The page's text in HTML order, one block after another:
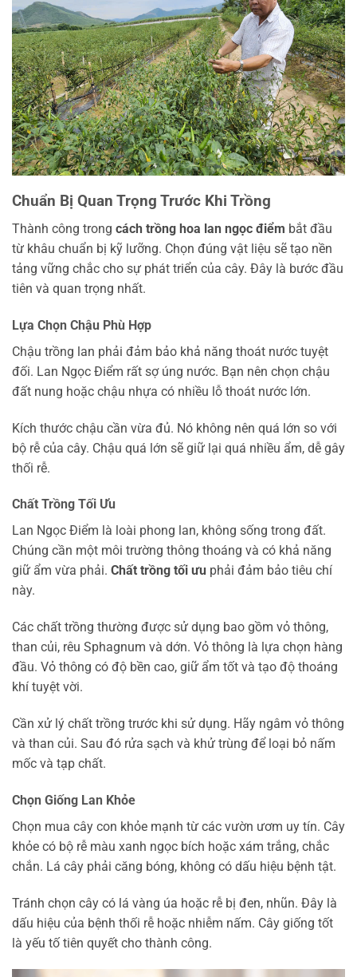
Chuẩn Bị Quan Trọng Trước Khi Trồng
Thành công trong cách trồng hoa lan ngọc điểm bắt đầu
từ khâu chuẩn bị kỹ lưỡng. Chọn đúng vật liệu sẽ tạo nền
tảng vững chắc cho sự phát triển của cây. Đây là bước đầu
tiên và quan trọng nhất.
Lựa Chọn Chậu Phù Hợp
Chậu trồng lan phải đảm bảo khả năng thoát nước tuyệt
đối. Lan Ngọc Điểm rất sợ úng nước. Bạn nên chọn chậu
đất nung hoặc chậu nhựa có nhiều lỗ thoát nước lớn.
Kích thước chậu cần vừa đủ. Nó không nên quá lớn so với
bộ rễ của cây. Chậu quá lớn sẽ giữ lại quá nhiều ẩm, dễ gây
thối rễ.
Chất Trồng Tối Ưu
Lan Ngọc Điểm là loài phong lan, không sống trong đất.
Chúng cần một môi trường thông thoáng và có khả năng
giữ ẩm vừa phải. Chất trồng tối ưu phải đảm bảo tiêu chí
này.
Các chất trồng thường được sử dụng bao gồm vỏ thông,
than củi, rêu Sphagnum và dớn. Vỏ thông là lựa chọn hàng
đầu. Vỏ thông có độ bền cao, giữ ẩm tốt và tạo độ thoáng
khí tuyệt vời.
Cần xử lý chất trồng trước khi sử dụng. Hãy ngâm vỏ thông
và than củi. Sau đó rửa sạch và khử trùng để loại bỏ nấm
mốc và tạp chất.
Chọn Giống Lan Khỏe
Chọn mua cây con khỏe mạnh từ các vườn ươm uy tín. Cây
khỏe có bộ rễ màu xanh ngọc bích hoặc xám trắng, chắc
chắn. Lá cây phải căng bóng, không có dấu hiệu bệnh tật.
Tránh chọn cây có lá vàng úa hoặc rễ bị đen, nhũn. Đây là
dấu hiệu của bệnh thối rễ hoặc nhiễm nấm. Cây giống tốt
là yếu tố tiên quyết cho thành công.